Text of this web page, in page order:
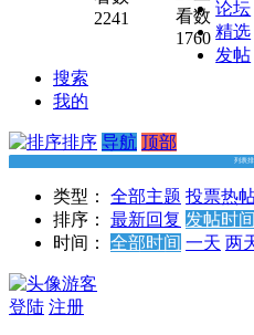
调》
【ibanker】
网盘]
2241
化实
务[百
度网
盘]
1760
论坛
精选
发帖
搜索
我的
排序 导航 顶部
列表
类型： 全部主题 投票热
排序：
最新回复 发帖时间
时间：
全部时间 一天 两
游客
登陆 注册